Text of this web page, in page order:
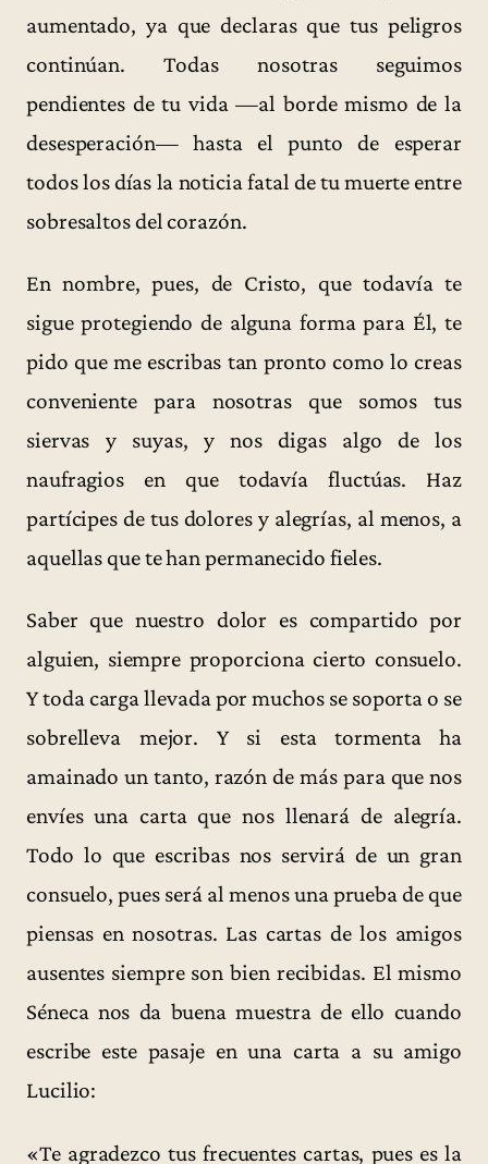
aumentado, ya que declaras que tus peligros
continúan. Todas nosotras seguimos
pendientes de tu vida —al borde mismo de la
desesperación— hasta el punto de esperar
todos los días la noticia fatal de tu muerte entre
sobresaltos del corazón.
En nombre, pues, de Cristo, que todavía te
sigue protegiendo de alguna forma para Él, te
pido que me escribas tan pronto como lo creas
conveniente para nosotras que somos tus
siervas y suyas, y nos digas algo de los
naufragios en que todavía fluctúas. Haz
partícipes de tus dolores y alegrías, al menos, a
aquellas que te han permanecido fieles.
Saber que nuestro dolor es compartido por
alguien, siempre proporciona cierto consuelo.
Y toda carga llevada por muchos se soporta o se
sobrelleva mejor. Y si esta tormenta ha
amainado un tanto, razón de más para que nos
envíes una carta que nos llenará de alegría.
Todo lo que escribas nos servirá de un gran
consuelo, pues será al menos una prueba de que
piensas en nosotras. Las cartas de los amigos
ausentes siempre son bien recibidas. El mismo
Séneca nos da buena muestra de ello cuando
escribe este pasaje en una carta a su amigo
Lucilio:
«Te agradezco tus frecuentes cartas, pues es la